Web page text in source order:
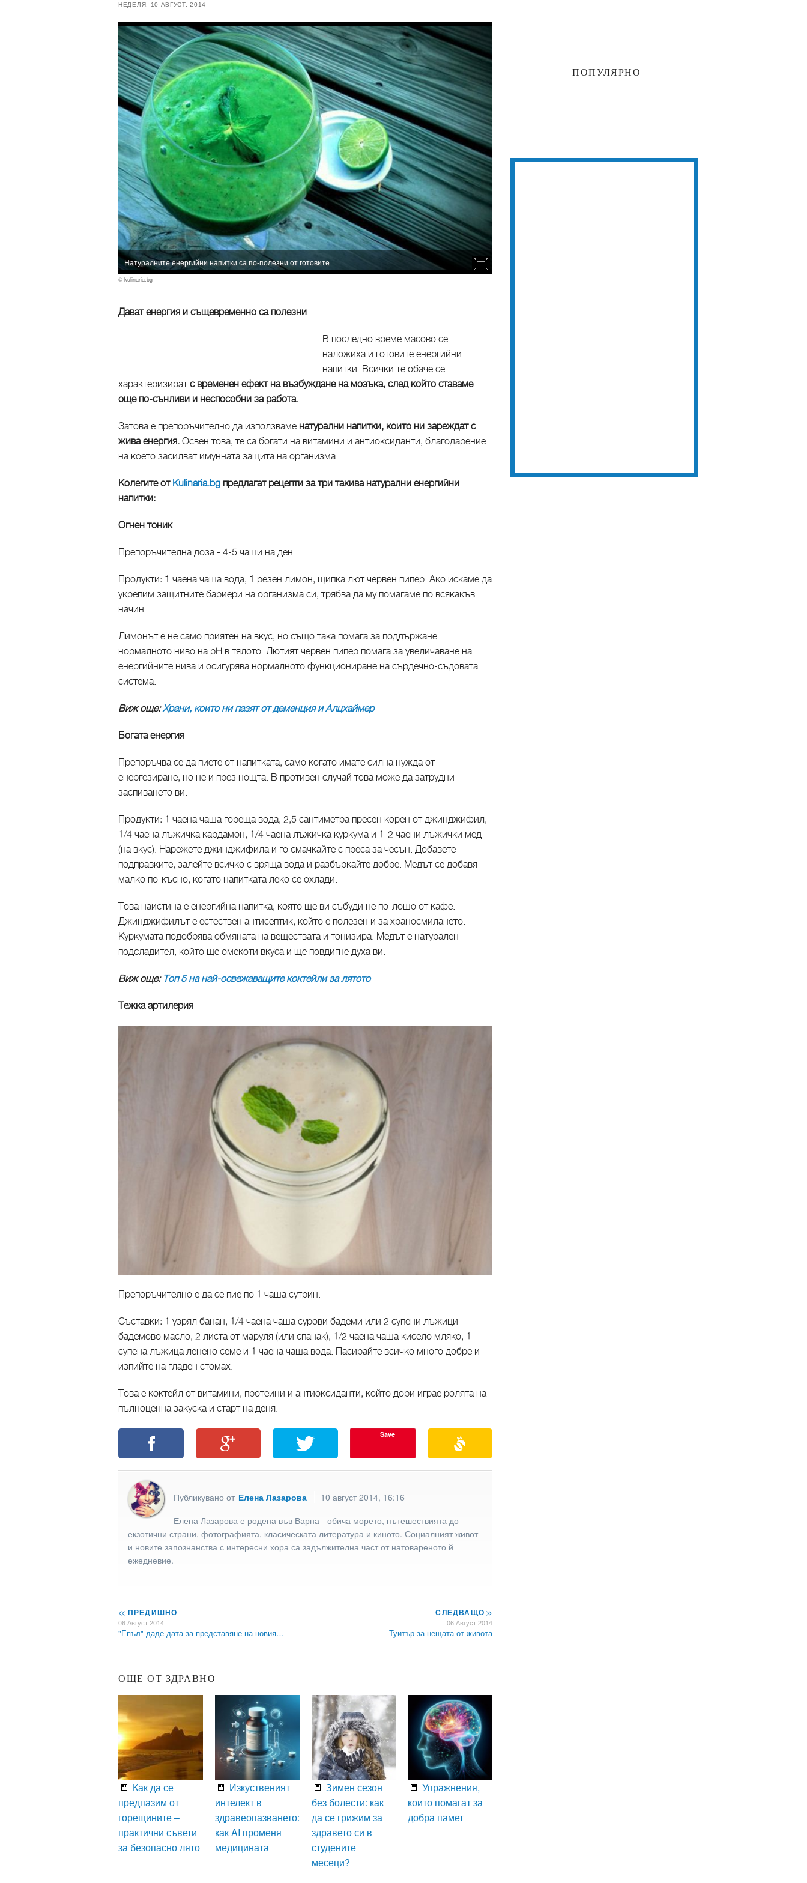
НЕДЕЛЯ, 10 АВГУСТ, 2014
Натуралните енергийни напитки са по-полезни от готовите
© kulinaria.bg
Дават енергия и същевременно са полезни
В последно време масово се
наложиха и готовите енергийни
напитки. Всички те обаче се
характеризиратс временен ефект на възбуждане на мозъка, след който ставаме
още по-сънливи и неспособни за работа.
Затова е препоръчително да използваме натурални напитки, които ни зареждат с
жива енергия. Освен това, те са богати на витамини и антиоксиданти, благодарение
на което засилват имунната защита на организма
Колегите от Kulinaria.bg предлагат рецепти за три такива натурални енергийни
напитки:
Огнен тоник
Препоръчителна доза - 4-5 чаши на ден.
Продукти: 1 чаена чаша вода, 1 резен лимон, щипка лют червен пипер. Ако искаме да
укрепим защитните бариери на организма си, трябва да му помагаме по всякакъв
начин.
Лимонът е не само приятен на вкус, но също така помага за поддържане
нормалното ниво на pH в тялото. Лютият червен пипер помага за увеличаване на
енергийните нива и осигурява нормалното функциониране на сърдечно-съдовата
система.
Виж още:Храни, които ни пазят от деменция и Алцхаймер
Богата енергия
Препоръчва се да пиете от напитката, само когато имате силна нужда от
енергезиране, но не и през нощта. В противен случай това може да затрудни
заспиването ви.
Продукти: 1 чаена чаша гореща вода, 2,5 сантиметра пресен корен от джинджифил,
1/4 чаена лъжичка кардамон, 1/4 чаена лъжичка куркума и 1-2 чаени лъжички мед
(на вкус). Нарежете джинджифила и го смачкайте с преса за чесън. Добавете
подправките, залейте всичко с вряща вода и разбъркайте добре. Медът се добавя
малко по-късно, когато напитката леко се охлади.
Това наистина е енергийна напитка, която ще ви събуди не по-лошо от кафе.
Джинджифилът е естествен антисептик, който е полезен и за храносмилането.
Куркумата подобрява обмяната на веществата и тонизира. Медът е натурален
подсладител, който ще омекоти вкуса и ще повдигне духа ви.
Виж още: Топ 5 на най-освежаващите коктейли за лятото
Тежка артилерия
Препоръчително е да се пие по 1 чаша сутрин.
Съставки: 1 узрял банан, 1/4 чаена чаша сурови бадеми или 2 супени лъжици
бадемово масло, 2 листа от маруля (или спанак), 1/2 чаена чаша кисело мляко, 1
супена лъжица ленено семе и 1 чаена чаша вода. Пасирайте всичко много добре и
изпийте на гладен стомах.
Това е коктейл от витамини, протеини и антиоксиданти, който дори играе ролята на
пълноценна закуска и старт на деня.
Save
Публикувано от Елена Лазарова
10 август 2014, 16:16
Елена Лазарова е родена във Варна - обича морето, пътешествията до
екзотични страни, фотографията, класическата литература и киното. Социалният живот
и новите запознанства с интересни хора са задължителна част от натовареното й
ежедневие.
<< ПРЕДИШНО
06 Август 2014
"Епъл" даде дата за представяне на новия…
СЛЕДВАЩО>>
06 Август 2014
Туитър за нещата от живота
ОЩЕ ОТ ЗДРАВНО
Как да се
предпазим от
горещините –
практични съвети
за безопасно лято
Изкуственият
интелект в
здравеопазването:
как AI променя
медицината
Зимен сезон
без болести: как
да се грижим за
здравето си в
студените
месеци?
Упражнения,
които помагат за
добра памет
ПОПУЛЯРНО